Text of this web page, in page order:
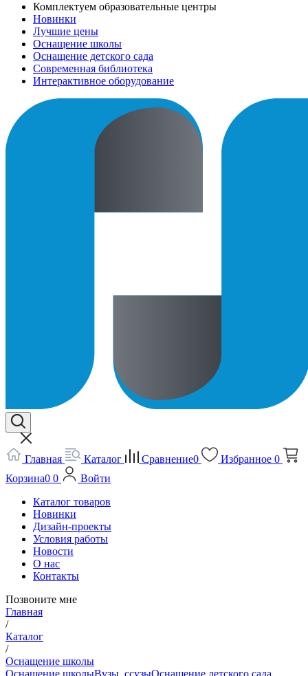
Комплектуем образовательные центры
Новинки
Лучшие цены
Оснащение школы
Оснащение детского сада
Современная библиотека
Интерактивное оборудование
Главная Каталог Сравнение0 Избранное 0
Корзина0 0
Войти
Каталог товаров
Новинки
Дизайн-проекты
Условия работы
Новости
О нас
Контакты
Позвоните мне
Главная
/
Каталог
/
Оснащение школы
Оснащение школыВузы, ссузыОснащение детского сада